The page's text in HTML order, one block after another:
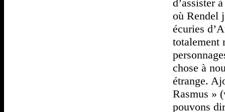
d’assister
où Rendel
écuries
totalement
chose à
étrange.
Rasmus »
pouvons